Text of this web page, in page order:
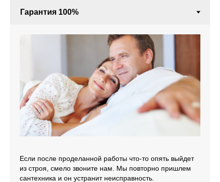
Если после проделанной работы что-то опять выйдет
из строя, смело звоните нам. Мы повторно пришлем
сантехника и он устранит неисправность.